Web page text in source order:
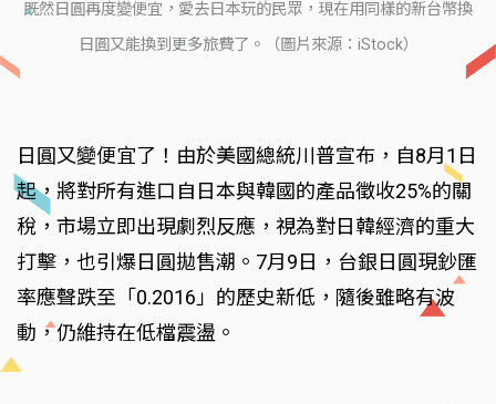
既然日圓再度變便宜，愛去日本玩的民眾，現在用同樣的新台幣換
日圓又能換到更多旅費了。（圖片來源：iStock）
日圓又變便宜了！由於美國總統川普宣布，自8月1日
起，將對所有進口自日本與韓國的產品徵收25%的關
稅，市場立即出現劇烈反應，視為對日韓經濟的重大
打擊，也引爆日圓拋售潮。7月9日，台銀日圓現鈔匯
率應聲跌至「0.2016」的歷史新低，隨後雖略有波
動，仍維持在低檔震盪。